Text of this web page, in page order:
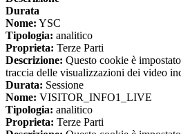
Durata
Nome: YSC
Tipologia: analitico
Proprieta: Terze Parti
Descrizione: Questo cookie è
traccia delle visualizzazioni dei video
Durata: Sessione
Nome: VISITOR_INFO1_LIVE
Tipologia: analitico
Proprieta: Terze Parti